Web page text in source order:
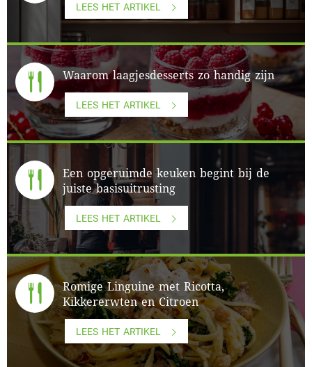
LEES HET ARTIKEL
Waarom laagjesdesserts zo handig zijn
LEES HET ARTIKEL
Een opgeruimde keuken begint bij de
juiste basisuitrusting
LEES HET ARTIKEL
Romige Linguine met Ricotta,
Kikkererwten en Citroen
LEES HET ARTIKEL